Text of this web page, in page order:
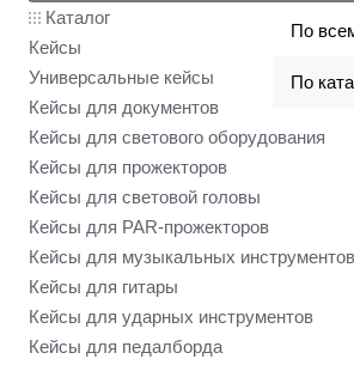
По
По
Каталог
Кейсы
Универсальные кейсы
Кейсы для документов
Кейсы для светового оборудования
Кейсы для прожекторов
Кейсы для световой головы
Кейсы для PAR-прожекторов
Кейсы для музыкальных инструментов
Кейсы для гитары
Кейсы для ударных инструментов
Кейсы для педалборда